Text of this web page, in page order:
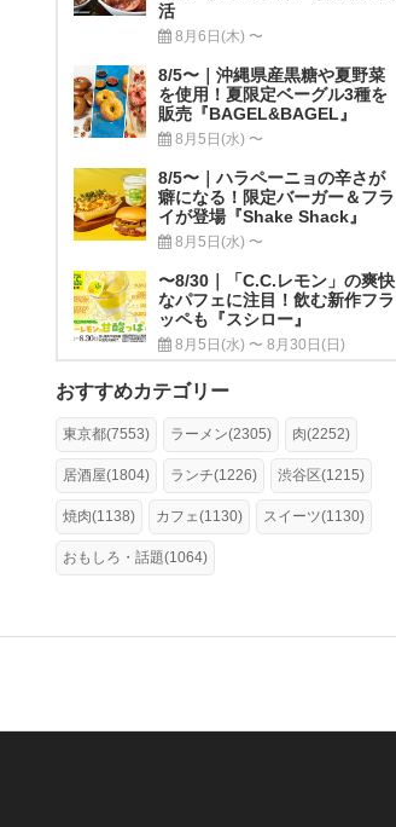
活
8月6日(木) 〜
8/5〜｜沖縄県産黒糖や夏野菜
を使用！夏限定ベーグル3種を
販売『BAGEL&BAGEL』
8月5日(水) 〜
8/5〜｜ハラペーニョの辛さが
癖になる！限定バーガー＆フラ
イが登場『Shake Shack』
8月5日(水) 〜
〜8/30｜「C.C.レモン」の爽快
なパフェに注目！飲む新作フラ
ッペも『スシロー』
8月5日(水) 〜 8月30日(日)
おすすめカテゴリー
東京都(7553) ラーメン(2305) 肉(2252)
居酒屋(1804) ランチ(1226) 渋谷区(1215)
焼肉(1138) カフェ(1130) スイーツ(1130)
おもしろ・話題(1064)